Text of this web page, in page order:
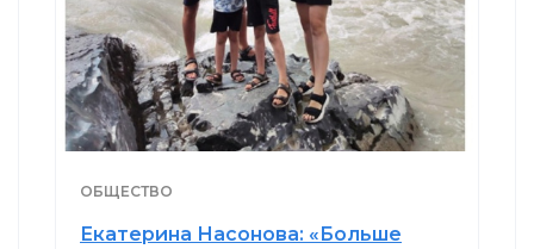
ОБЩЕСТВО
Екатерина Насонова: «Больше